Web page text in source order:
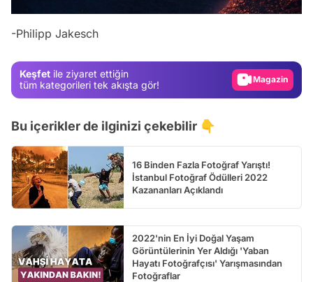
-Philipp Jakesch
Keşfet ile ziyaret ettiğin
tüm kategorileri tek akışta gör!
Test
Video
Bu içerikler de ilginizi çekebilir 👇
16 Binden Fazla Fotoğraf Yarıştı!
İstanbul Fotoğraf Ödülleri 2022
Kazananları Açıklandı
2022'nin En İyi Doğal Yaşam
Görüntülerinin Yer Aldığı 'Yaban
Hayatı Fotoğrafçısı' Yarışmasından
Fotoğraflar